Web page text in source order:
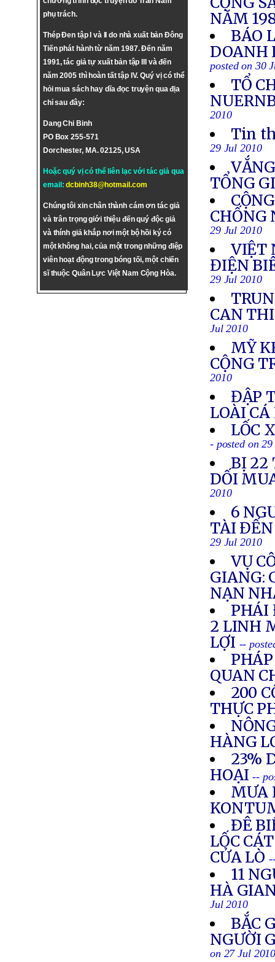
phụ trách.
Thép Đen tập I và II do nhà xuất bản Đông
Tiến phát hành từ năm 1987. Đến năm
1991, tác giả tự xuất bản tập III và đến
năm 2005 thì hoàn tất tập IV. Quý vị có thể
hỏi mua sách hay dĩa đọc truyện qua địa
chỉ sau đây:
Dang Chi Binh
PO Box 255-571
Dorchester, MA. 02125, USA
Hoặc quý vị có thể liên lạc với tác giả qua
email:dcbinh38@hotmail.com
Chúng tôi xin chân thành cám ơn tác giả
và trân trọng giới thiệu đến quý độc giả
và thính giả khắp nơi một bộ hồi ký có
một không hai, của một trong những điệp
viên hoạt động trong bóng tối, một chiến
sĩ thuộc Quân Lực Việt Nam Cộng Hòa.
NĂM
BÁO
DOANH
posted on 30
TỔ
2010
Tin
29 Jul 2010
TỔNG
CHỐNG
29 Jul 2010
VIỆT
ĐIỆN
29 Jul 2010
CAN
Jul 2010
MỸ
CỘNG
2010
ĐẬP
LOÀI
LỐC
- posted on
BỊ 22
DỐI
2010
6
TÀI
29 Jul 2010
VỤ
GIANG:
NẠN
PHÁI
2 LINH
LỢI --
QUAN
200
THỰC
HÀNG
23%
HOẠI--
MƯA
ÐÊ
LỐC
CỬA LÒ
11
HÀ
Jul 2010
BẮC
NGƯỜI
on 27 Jul